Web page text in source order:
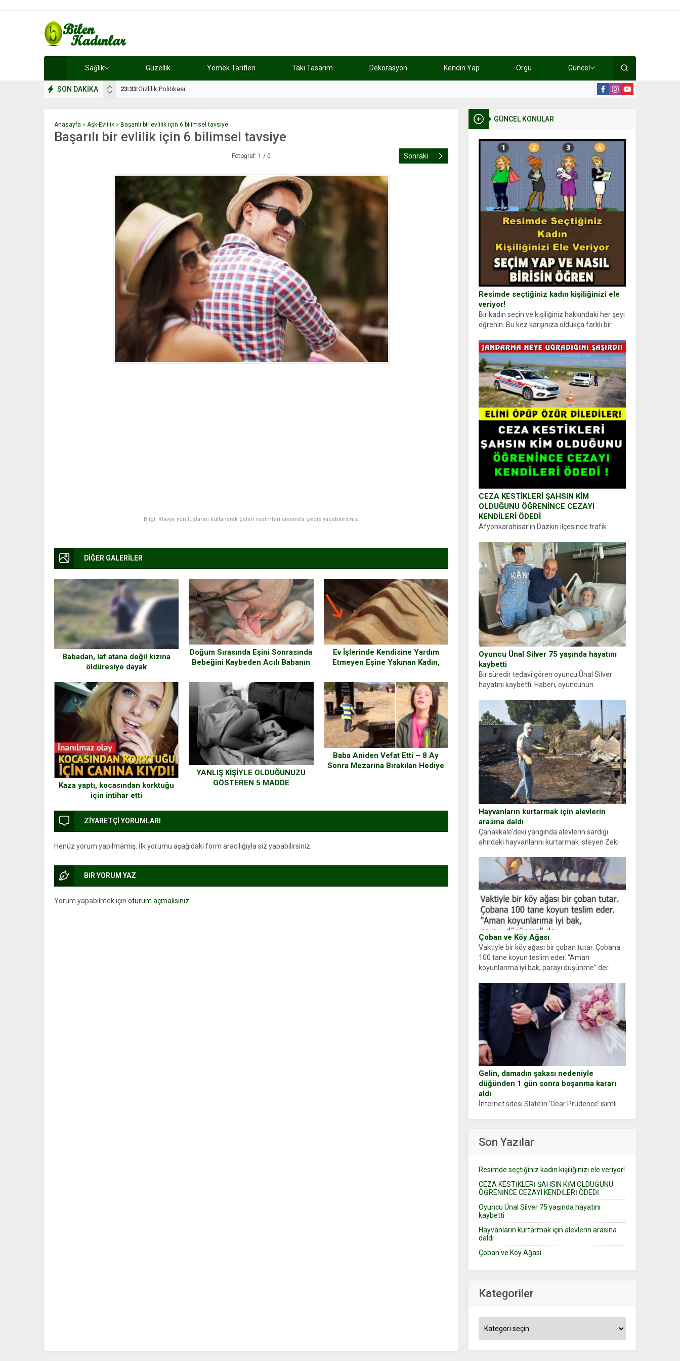
Sağlık Güzellik Yemek Tarifleri Takı Tasarım Dekorasyon Kendin Yap Örgü Güncel
SON DAKİKA 17:08 Dilan, düğününe 5 gün kala hayatını kaybetti
GÜNCEL KONULAR
Resimde seçtiğiniz kadın kişiliğinizi ele
veriyor!
Bir kadın seçin ve kişiliğiniz hakkındaki her şeyi
öğrenin. Bu kez karşınıza oldukça farklı bir
kadın figürlerinden dikkatinizi en...
CEZA KESTİKLERİ ŞAHSIN KİM
OLDUĞUNU ÖĞRENİNCE CEZAYI
KENDİLERİ ÖDEDİ
Afyonkarahisar’ın Dazkırı ilçesinde trafik
durdurdukları bir otomobilin sürücüsünden
ehliyet ve ruhsat sorup belgelerini istedi.
Sürücü Abdurrahman Ö.nün verdiği evraklarda
eksik olduğunu...
Oyuncu Ünal Silver 75 yaşında hayatını
kaybetti
Bir süredir tedavi gören oyuncu Ünal Silver
hayatını kaybetti. Haberi, oyuncunun
sosyal medya hesabında “Usta Oyuncumuz ve
çok değerli dostumuz...
Hayvanların kurtarmak için alevlerin
arasına daldı
Çanakkale’deki yangında alevlerin sardığı
ahırdaki hayvanlarını kurtarmak isteyen Zeki
ellerinde yanıklar oluşan Demir, kâbus dolu
anları anlattı… Merkeze bağlı...
Çoban ve Köy Ağası
Vaktiyle bir köy ağası bir çoban tutar. Çobana
100 tane koyun teslim eder. “Aman
koyunlarıma iyi bak, parayı düşünme” der
Gelin, damadın şakası nedeniyle
düğünden 1 gün sonra boşanma kararı
aldı
İnternet sitesi Slate’in ‘Dear Prudence’ isimli
Son Yazılar
Resimde seçtiğiniz kadın kişiliğinizi ele veriyor!
CEZA KESTİKLERİ ŞAHSIN KİM OLDUĞUNU
ÖĞRENİNCE CEZAYI KENDİLERİ ÖDEDİ
Oyuncu Ünal Silver 75 yaşında hayatını
kaybetti
Hayvanların kurtarmak için alevlerin arasına
daldı
Çoban ve Köy Ağası
Kategoriler
Anasayfa » Aşk-Evlilik » Başarılı bir evlilik için 6 bilimsel tavsiye
Başarılı bir evlilik için 6 bilimsel tavsiye
Fotoğraf: 1 / 0 Sonraki
Bilgi: Klavye yön tuşlarını kullanarak galeri resimleri arasında geçiş yapabilirsiniz.
DİĞER GALERİLER
Babadan, laf atana değil kızına
öldüresiye dayak
Doğum Sırasında Eşini Sonrasında
Bebeğini Kaybeden Acılı Babanın
Ev İşlerinde Kendisine Yardım
Etmeyen Eşine Yakınan Kadın,
Görünce Gözyaşlarını Tutamadı.
Kaza yaptı, kocasından korktuğu
için intihar etti
YANLIŞ KİŞİYLE OLDUĞUNUZU
GÖSTEREN 5 MADDE
Baba Aniden Vefat Etti – 8 Ay
Sonra Mezarına Bırakılan Hediye
ZİYARETÇİ YORUMLARI
Henüz yorum yapılmamış. İlk yorumu aşağıdaki form aracılığıyla siz yapabilirsiniz.
BİR YORUM YAZ
Yorum yapabilmek için oturum açmalısınız